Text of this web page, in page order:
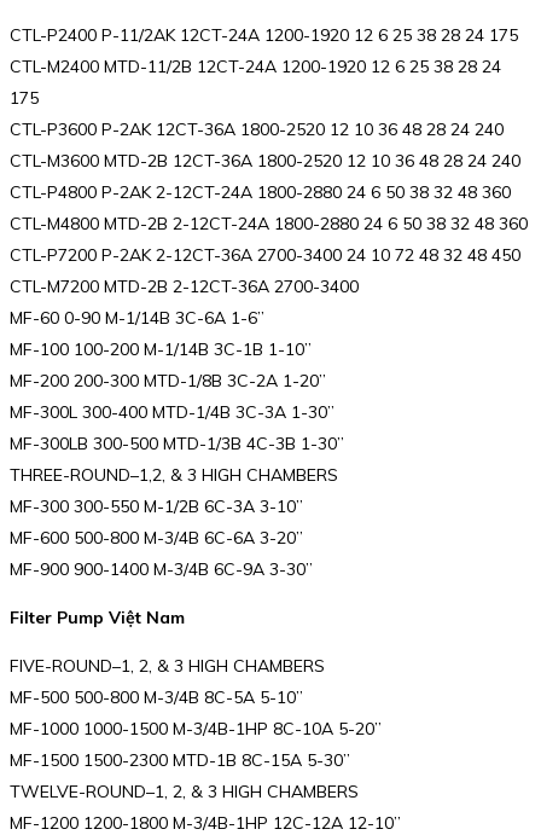
CTL-P2400 P-11/2AK 12CT-24A 1200-1920 12 6 25 38 28 24 175
CTL-M2400 MTD-11/2B 12CT-24A 1200-1920 12 6 25 38 28 24
175
CTL-P3600 P-2AK 12CT-36A 1800-2520 12 10 36 48 28 24 240
CTL-M3600 MTD-2B 12CT-36A 1800-2520 12 10 36 48 28 24 240
CTL-P4800 P-2AK 2-12CT-24A 1800-2880 24 6 50 38 32 48 360
CTL-M4800 MTD-2B 2-12CT-24A 1800-2880 24 6 50 38 32 48 360
CTL-P7200 P-2AK 2-12CT-36A 2700-3400 24 10 72 48 32 48 450
CTL-M7200 MTD-2B 2-12CT-36A 2700-3400
MF-60 0-90 M-1/14B 3C-6A 1-6”
MF-100 100-200 M-1/14B 3C-1B 1-10”
MF-200 200-300 MTD-1/8B 3C-2A 1-20”
MF-300L 300-400 MTD-1/4B 3C-3A 1-30”
MF-300LB 300-500 MTD-1/3B 4C-3B 1-30”
THREE-ROUND–1,2, & 3 HIGH CHAMBERS
MF-300 300-550 M-1/2B 6C-3A 3-10”
MF-600 500-800 M-3/4B 6C-6A 3-20”
MF-900 900-1400 M-3/4B 6C-9A 3-30”
Filter Pump Việt Nam
FIVE-ROUND–1, 2, & 3 HIGH CHAMBERS
MF-500 500-800 M-3/4B 8C-5A 5-10”
MF-1000 1000-1500 M-3/4B-1HP 8C-10A 5-20”
MF-1500 1500-2300 MTD-1B 8C-15A 5-30”
TWELVE-ROUND–1, 2, & 3 HIGH CHAMBERS
MF-1200 1200-1800 M-3/4B-1HP 12C-12A 12-10”